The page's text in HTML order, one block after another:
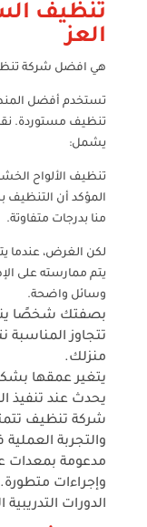
تنظيف
العز
هي افضل شركة
تستخدم أفضل
تنظيف مستوردة.
يشمل:
تنظيف الألواح
المؤكد أن التنظيف
منا بدرجات متفاوتة.
لكن الغرض، عندما
يتم ممارسته على
وسائل واضحة.
بصفتك شخصًا
تتجاوز المناسبة
منزلك.
يتغير عمقها
يحدث عند تنفيذ
شركة تنظيف
والتجربة
مدعومة بمعدات
وإجراءات متطورة.
الدورات